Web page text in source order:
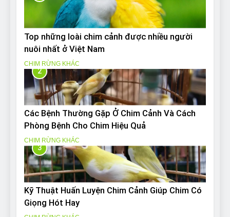
Top những loài chim cảnh được nhiều người
nuôi nhất ở Việt Nam
CHIM RỪNG KHÁC
2
Các Bệnh Thường Gặp Ở Chim Cảnh Và Cách
Phòng Bệnh Cho Chim Hiệu Quả
CHIM RỪNG KHÁC
3
Kỹ Thuật Huấn Luyện Chim Cảnh Giúp Chim Có
Giọng Hót Hay